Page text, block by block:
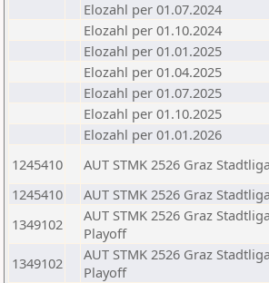
Elozahl per 01.07.2024
Elozahl per 01.10.2024
Elozahl per 01.01.2025
Elozahl per 01.04.2025
Elozahl per 01.07.2025
Elozahl per 01.10.2025
Elozahl per 01.01.2026
1245410
AUT STMK 2526 Graz Stadtliga
1245410
AUT STMK 2526 Graz Stadtliga
1349102
AUT STMK 2526 Graz
Playoff
1349102
AUT STMK 2526 Graz
Playoff